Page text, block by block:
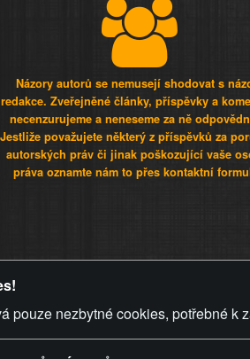
Názory autorů se nemusejí shodovat s
redakce. Zveřejněné články, příspěvky a
necenzurujeme a neneseme za ně
Jestliže považujete některý z příspěvků za
autorských práv či jinak poškozující vaše
práva oznamte nám to přes kontaktní
pouze nezbytné cookies, potřebné k